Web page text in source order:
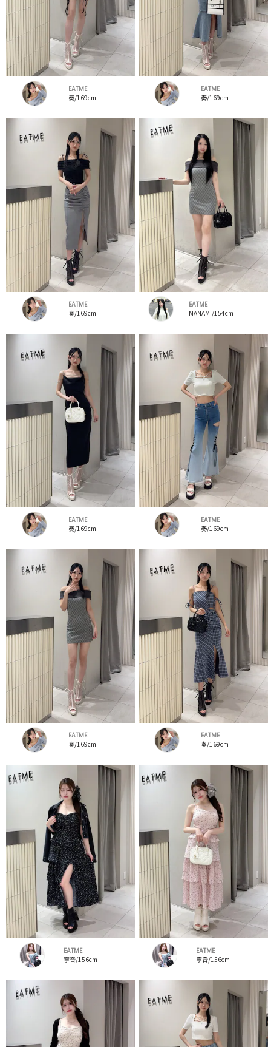
EATME
奏/169cm
EATME
奏/169cm
EATME
奏/169cm
EATME
MANAMI/154cm
EATME
奏/169cm
EATME
奏/169cm
EATME
奏/169cm
EATME
奏/169cm
EATME
寧音/156cm
EATME
寧音/156cm